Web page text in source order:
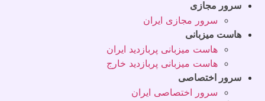
سرور مجازی
سرور مجازی ایران
هاست میزبانی
هاست میزبانی پربازدید ایران
هاست میزبانی پربازدید خارج
سرور اختصاصی
سرور اختصاصی ایران